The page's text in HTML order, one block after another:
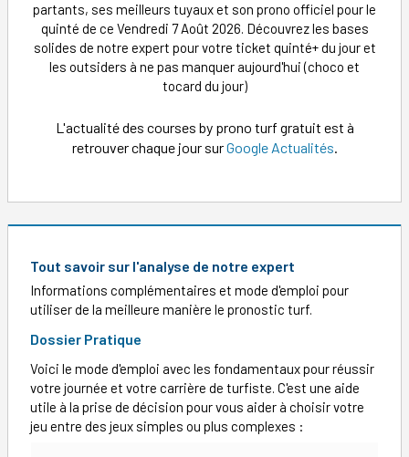
partants, ses meilleurs tuyaux et son prono officiel pour le
quinté de ce Vendredi 7 Août 2026. Découvrez les bases
solides de notre expert pour votre ticket quinté+ du jour et
les outsiders à ne pas manquer aujourd'hui (choco et
tocard du jour)
L'actualité des courses by prono turf gratuit est à
retrouver chaque jour surGoogle Actualités.
Tout savoir sur l'analyse de notre expert
Informations complémentaires et mode d'emploi pour
utiliser de la meilleure manière le pronostic turf.
Dossier Pratique
Voici le mode d'emploi avec les fondamentaux pour réussir
votre journée et votre carrière de turfiste. C'est une aide
utile à la prise de décision pour vous aider à choisir votre
jeu entre des jeux simples ou plus complexes :